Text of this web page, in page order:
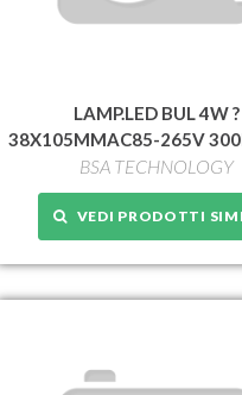
LAMP.LED BUL 4W ?
38X105MMAC85-265V
BSA TECHNOLOGY
VEDI PRODOTTI